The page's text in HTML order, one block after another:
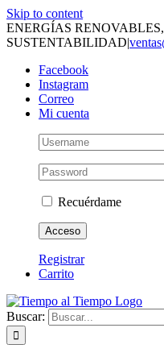
Skip to content
ENERGÍAS
SUSTENTABILIDAD|
Facebook
Instagram
Correo
Mi cuenta
Recuérdame
Registrar
Carrito
Buscar: